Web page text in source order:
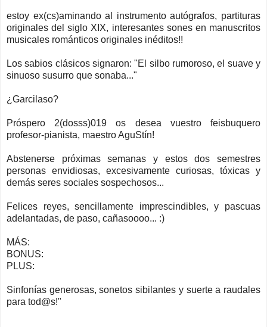
estoy ex(cs)aminando al instrumento autógrafos, partituras
originales del siglo XIX, interesantes sones en manuscritos
musicales románticos originales inéditos!!
Los sabios clásicos signaron: "El silbo rumoroso, el suave y
sinuoso susurro que sonaba..."
¿Garcilaso?
Próspero 2(dosss)019 os desea vuestro feisbuquero
profesor-pianista, maestro AguStín!
Abstenerse próximas semanas y estos dos semestres
personas envidiosas, excesivamente curiosas, tóxicas y
demás seres sociales sospechosos...
Felices reyes, sencillamente imprescindibles, y pascuas
adelantadas, de paso, cañasoooo... :)
MÁS:
BONUS:
PLUS:
Sinfonías generosas, sonetos sibilantes y suerte a raudales
para tod@s!"